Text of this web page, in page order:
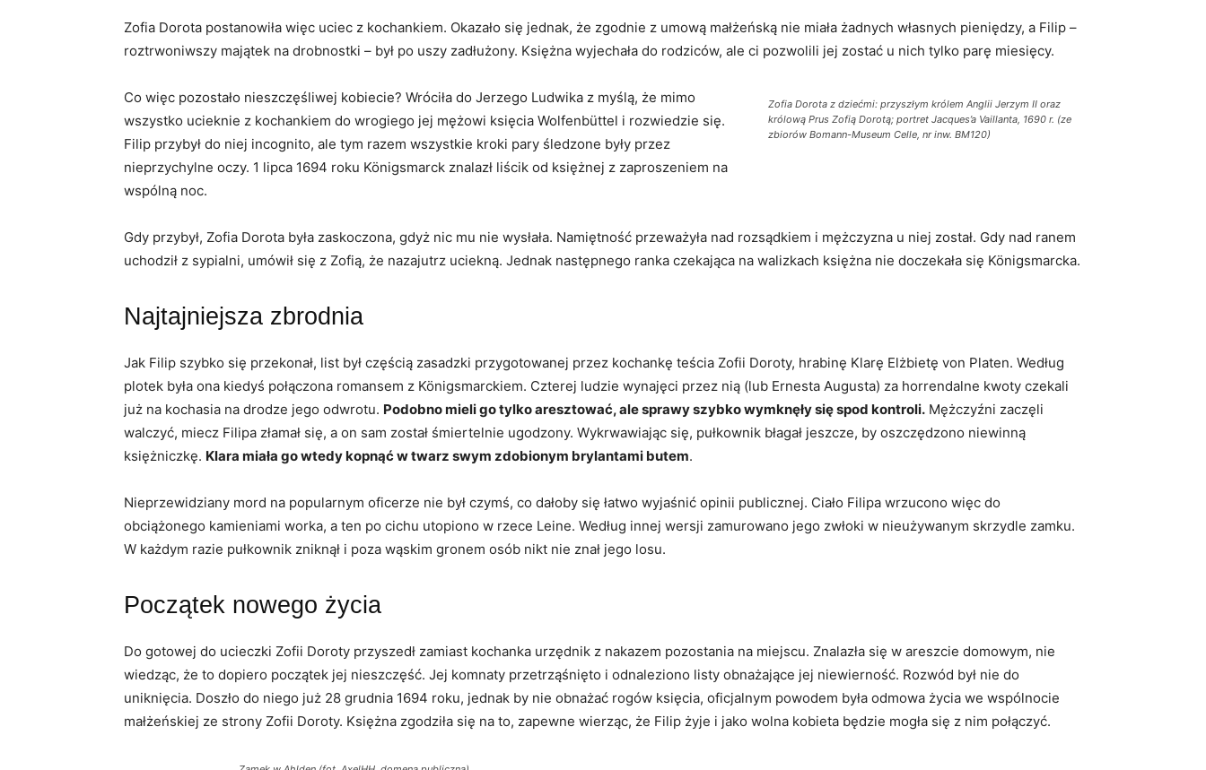
Zofia Dorota postanowiła więc uciec z kochankiem. Okazało się jednak, że zgodnie z umową małżeńską nie miała żadnych własnych pieniędzy, a Filip –
roztrwoniwszy majątek na drobnostki – był po uszy zadłużony. Księżna wyjechała do rodziców, ale ci pozwolili jej zostać u nich tylko parę miesięcy.
Zofia Dorota z dziećmi: przyszłym królem Anglii Jerzym II oraz
królową Prus Zofią Dorotą; portret Jacques’a Vaillanta, 1690 r. (ze
zbiorów Bomann-Museum Celle, nr inw. BM120)
Co więc pozostało nieszczęśliwej kobiecie? Wróciła do Jerzego Ludwika z myślą, że mimo
wszystko ucieknie z kochankiem do wrogiego jej mężowi księcia Wolfenbüttel i rozwiedzie się.
Filip przybył do niej incognito, ale tym razem wszystkie kroki pary śledzone były przez
nieprzychylne oczy. 1 lipca 1694 roku Königsmarck znalazł liścik od księżnej z zaproszeniem na
wspólną noc.
Gdy przybył, Zofia Dorota była zaskoczona, gdyż nic mu nie wysłała. Namiętność przeważyła nad rozsądkiem i mężczyzna u niej został. Gdy nad ranem
uchodził z sypialni, umówił się z Zofią, że nazajutrz uciekną. Jednak następnego ranka czekająca na walizkach księżna nie doczekała się Königsmarcka.
Najtajniejsza zbrodnia
Jak Filip szybko się przekonał, list był częścią zasadzki przygotowanej przez kochankę teścia Zofii Doroty, hrabinę Klarę Elżbietę von Platen. Według
plotek była ona kiedyś połączona romansem z Königsmarckiem. Czterej ludzie wynajęci przez nią (lub Ernesta Augusta) za horrendalne kwoty czekali
już na kochasia na drodze jego odwrotu. Podobno mieli go tylko aresztować, ale sprawy szybko wymknęły się spod kontroli. Mężczyźni zaczęli
walczyć, miecz Filipa złamał się, a on sam został śmiertelnie ugodzony. Wykrwawiając się, pułkownik błagał jeszcze, by oszczędzono niewinną
księżniczkę. Klara miała go wtedy kopnąć w twarz swym zdobionym brylantami butem.
Nieprzewidziany mord na popularnym oficerze nie był czymś, co dałoby się łatwo wyjaśnić opinii publicznej. Ciało Filipa wrzucono więc do
obciążonego kamieniami worka, a ten po cichu utopiono w rzece Leine. Według innej wersji zamurowano jego zwłoki w nieużywanym skrzydle zamku.
W każdym razie pułkownik zniknął i poza wąskim gronem osób nikt nie znał jego losu.
Początek nowego życia
Do gotowej do ucieczki Zofii Doroty przyszedł zamiast kochanka urzędnik z nakazem pozostania na miejscu. Znalazła się w areszcie domowym, nie
wiedząc, że to dopiero początek jej nieszczęść. Jej komnaty przetrząśnięto i odnaleziono listy obnażające jej niewierność. Rozwód był nie do
uniknięcia. Doszło do niego już 28 grudnia 1694 roku, jednak by nie obnażać rogów księcia, oficjalnym powodem była odmowa życia we wspólnocie
małżeńskiej ze strony Zofii Doroty. Księżna zgodziła się na to, zapewne wierząc, że Filip żyje i jako wolna kobieta będzie mogła się z nim połączyć.